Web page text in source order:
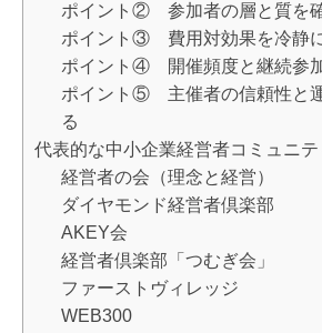
ポイント② 参加者の層と質を
ポイント③ 費用対効果を冷静
ポイント④ 開催頻度と継続参
ポイント⑤ 主催者の信頼性と
る
代表的な中小企業経営者コミュニテ
経営者の会（理念と経営）
ダイヤモンド経営者倶楽部
AKEY会
経営者倶楽部「つむぎ会」
ファーストヴィレッジ
WEB300